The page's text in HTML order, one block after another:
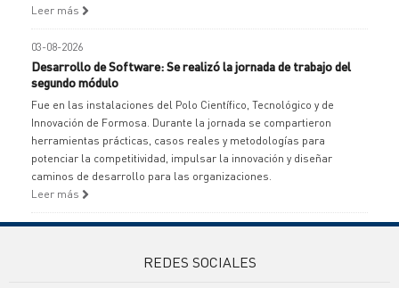
Leer más
03-08-2026
Desarrollo de Software: Se realizó la jornada de trabajo del
segundo módulo
Fue en las instalaciones del Polo Científico, Tecnológico y de
Innovación de Formosa. Durante la jornada se compartieron
herramientas prácticas, casos reales y metodologías para
potenciar la competitividad, impulsar la innovación y diseñar
caminos de desarrollo para las organizaciones.
Leer más
REDES SOCIALES